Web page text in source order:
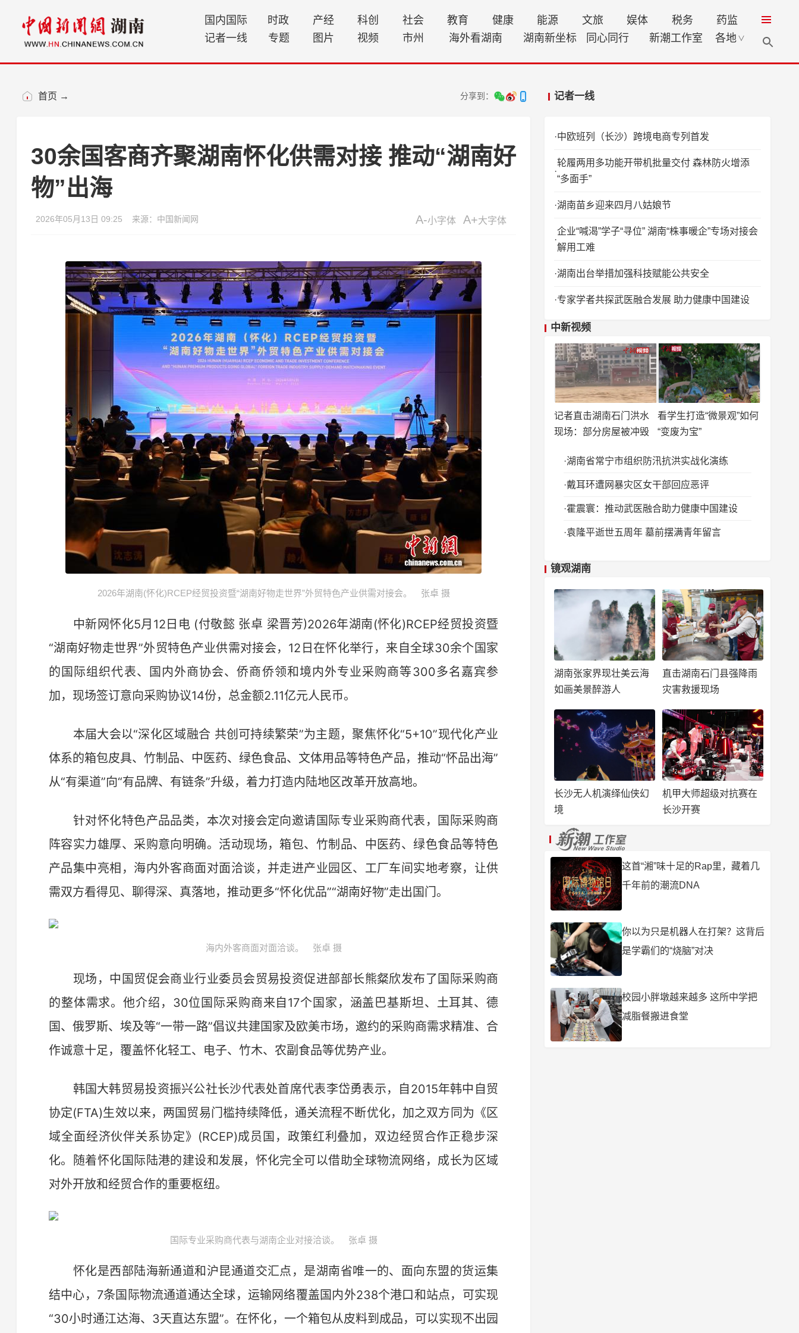
国内国际 时政 产经 科创 社会 教育 健康 能源 文旅 娱体 税务
药监
记者一线
专题 图片 视频 市州 海外看湖南 湖南新坐标 同心同行 新潮工作室 各地 ∨
首页 → 分享到： 记者一线
30余国客商齐聚湖南怀化供需对接 推动“湖南好
物”出海
2026年05月13日 09:25 来源：中国新闻网 A-小字体 A+大字体
2026年湖南(怀化)RCEP经贸投资暨“湖南好物走世界”外贸特色产业供需对接会。 张卓 摄
中新网怀化5月12日电 (付敬懿 张卓 梁晋芳)2026年湖南(怀化)RCEP经贸投资暨
“湖南好物走世界”外贸特色产业供需对接会，12日在怀化举行，来自全球30余个国家
的国际组织代表、国内外商协会、侨商侨领和境内外专业采购商等300多名嘉宾参
加，现场签订意向采购协议14份，总金额2.11亿元人民币。
本届大会以“深化区域融合 共创可持续繁荣”为主题，聚焦怀化“5+10”现代化产业
体系的箱包皮具、竹制品、中医药、绿色食品、文体用品等特色产品，推动“怀品出海”
从“有渠道”向“有品牌、有链条”升级，着力打造内陆地区改革开放高地。
针对怀化特色产品品类，本次对接会定向邀请国际专业采购商代表，国际采购商
阵容实力雄厚、采购意向明确。活动现场，箱包、竹制品、中医药、绿色食品等特色
产品集中亮相，海内外客商面对面洽谈，并走进产业园区、工厂车间实地考察，让供
需双方看得见、聊得深、真落地，推动更多“怀化优品”“湖南好物”走出国门。
海内外客商面对面洽谈。 张卓 摄
现场，中国贸促会商业行业委员会贸易投资促进部部长熊粲欣发布了国际采购商
的整体需求。他介绍，30位国际采购商来自17个国家，涵盖巴基斯坦、土耳其、德
国、俄罗斯、埃及等“一带一路”倡议共建国家及欧美市场，邀约的采购商需求精准、合
作诚意十足，覆盖怀化轻工、电子、竹木、农副食品等优势产业。
韩国大韩贸易投资振兴公社长沙代表处首席代表李岱勇表示，自2015年韩中自贸
协定(FTA)生效以来，两国贸易门槛持续降低，通关流程不断优化，加之双方同为《区
域全面经济伙伴关系协定》(RCEP)成员国，政策红利叠加，双边经贸合作正稳步深
化。随着怀化国际陆港的建设和发展，怀化完全可以借助全球物流网络，成长为区域
对外开放和经贸合作的重要枢纽。
国际专业采购商代表与湖南企业对接洽谈。 张卓 摄
怀化是西部陆海新通道和沪昆通道交汇点，是湖南省唯一的、面向东盟的货运集
结中心，7条国际物流通道通达全球，运输网络覆盖国内外238个港口和站点，可实现
“30小时通江达海、3天直达东盟”。在怀化，一个箱包从皮料到成品，可以实现不出园
中欧班列（长沙）跨境电商专列首发
轮履两用多功能开带机批量交付 森林防火增添
“多面手”
湖南苗乡迎来四月八姑娘节
企业“喊渴”学子“寻位” 湖南“株事暖企”专场对接会
解用工难
湖南出台举措加强科技赋能公共安全
专家学者共探武医融合发展 助力健康中国建设
中新视频
记者直击湖南石门洪水
现场：部分房屋被冲毁
看学生打造“微景观”如何
“变废为宝”
湖南省常宁市组织防汛抗洪实战化演练
戴耳环遭网暴灾区女干部回应恶评
霍震寰：推动武医融合助力健康中国建设
袁隆平逝世五周年 墓前摆满青年留言
镜观湖南
湖南张家界现壮美云海
如画美景醉游人
直击湖南石门县强降雨
灾害救援现场
长沙无人机演绎仙侠幻
境
机甲大师超级对抗赛在
长沙开赛
这首“湘”味十足的Rap里，藏着几
千年前的潮流DNA
你以为只是机器人在打架？这背后
是学霸们的“烧脑”对决
校园小胖墩越来越多 这所中学把
减脂餐搬进食堂